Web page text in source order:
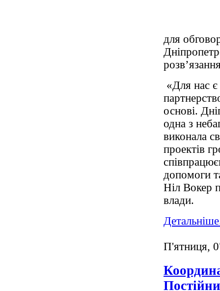
для
«Для нас
основі.
одна з
виконала
проектів
допомоги
Ніл Вокер
влади.
П'ятниця,